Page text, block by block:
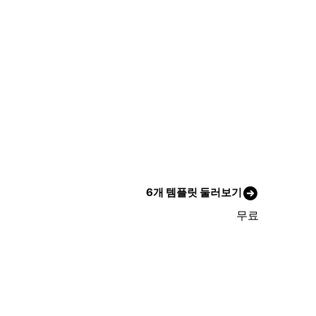
6개 템플릿 둘러보기
무료